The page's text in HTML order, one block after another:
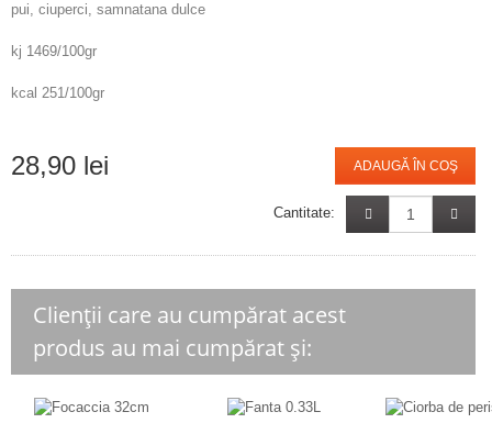
pui, ciuperci, samnatana dulce
kj 1469/100gr
kcal 251/100gr
28,90 lei ADAUGĂ ÎN COŞ
Cantitate:
Clienții care au cumpărat acest
produs au mai cumpărat și: